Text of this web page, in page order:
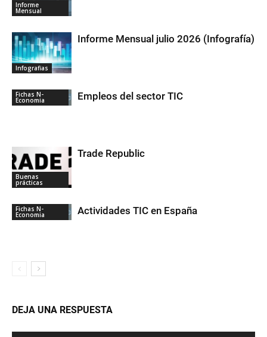
Informe
Mensual
Infografias
Informe Mensual julio 2026 (Infografía)
Fichas N-
Economia Empleos del sector TIC
Buenas
prácticas
Trade Republic
Fichas N-
Economia Actividades TIC en España
DEJA UNA RESPUESTA